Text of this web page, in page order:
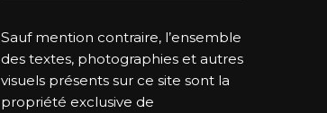
Sauf mention contraire, l’ensemble
des textes, photographies et autres
visuels présents sur ce site sont la
propriété exclusive de